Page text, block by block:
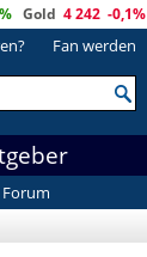
Gold 4 242 -0,1%
Fan werden
Forum